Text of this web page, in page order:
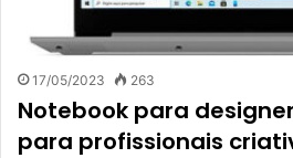
17/05/2023 263
Notebook para
para profissionais